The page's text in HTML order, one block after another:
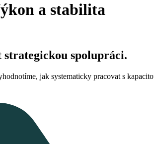
a stabilita
spolupráci.
jak systematicky pracovat s